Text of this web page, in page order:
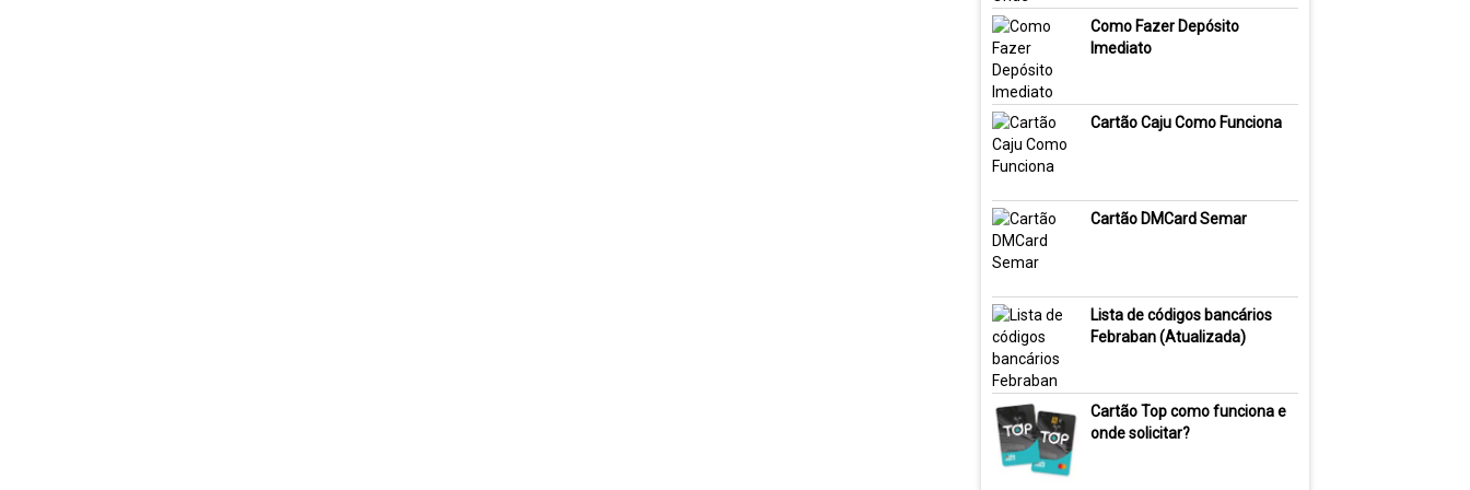
Como Fazer Depósito
Imediato
Cartão Caju Como Funciona
Cartão DMCard Semar
Lista de códigos bancários
Febraban (Atualizada)
Cartão Top como funciona e
onde solicitar?